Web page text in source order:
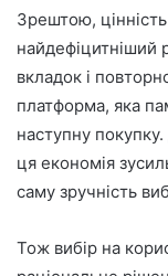
Зрештою,
найдефіцитніший
вкладок і
платформа, яка
наступну
ця економія
саму зручність
Тож вибір на